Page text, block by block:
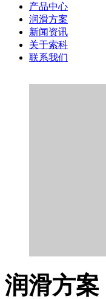
产品中心
润滑方案
新闻资讯
关于索科
联系我们
润滑方案